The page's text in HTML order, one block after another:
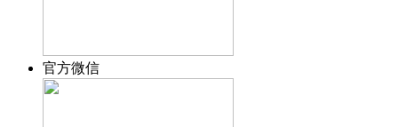
官方微信